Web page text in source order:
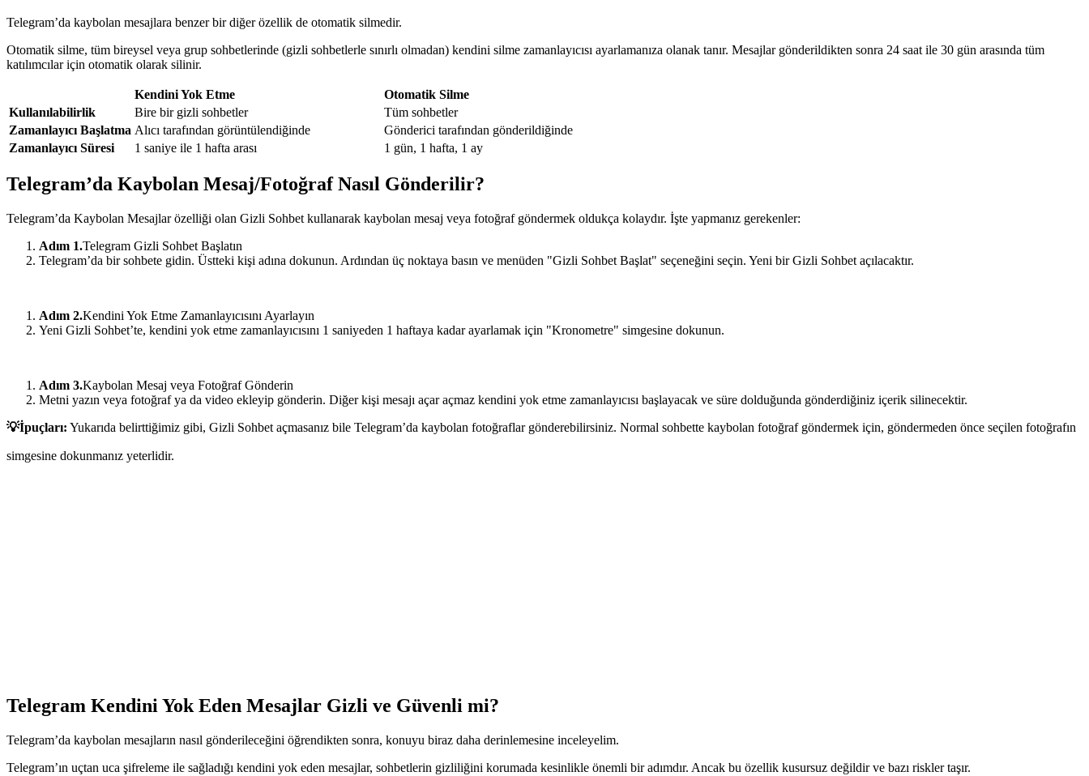
Telegram’da kaybolan mesajlara benzer bir diğer özellik de otomatik silmedir.
Otomatik silme, tüm bireysel veya grup sohbetlerinde (gizli sohbetlerle sınırlı olmadan) kendini silme zamanlayıcısı ayarlamanıza olanak tanır. Mesajlar gönderildikten sonra 24 saat ile 30 gün arasında tüm
katılımcılar için otomatik olarak silinir.
Kendini Yok Etme
Otomatik Silme
Kullanılabilirlik
Bire bir gizli sohbetler
Tüm sohbetler
Zamanlayıcı Başlatma Alıcı tarafından görüntülendiğinde
Gönderici tarafından gönderildiğinde
Zamanlayıcı Süresi
1 saniye ile 1 hafta arası 1 gün, 1 hafta, 1 ay
Telegram’da Kaybolan Mesaj/Fotoğraf Nasıl Gönderilir?
Telegram’da Kaybolan Mesajlar özelliği olan Gizli Sohbet kullanarak kaybolan mesaj veya fotoğraf göndermek oldukça kolaydır. İşte yapmanız gerekenler:
Adım 1.Telegram Gizli Sohbet Başlatın
Telegram’da bir sohbete gidin. Üstteki kişi adına dokunun. Ardından üç noktaya basın ve menüden "Gizli Sohbet Başlat" seçeneğini seçin. Yeni bir Gizli Sohbet açılacaktır.
Adım 2.Kendini Yok Etme Zamanlayıcısını Ayarlayın
Yeni Gizli Sohbet’te, kendini yok etme zamanlayıcısını 1 saniyeden 1 haftaya kadar ayarlamak için "Kronometre" simgesine dokunun.
Adım 3.Kaybolan Mesaj veya Fotoğraf Gönderin
Metni yazın veya fotoğraf ya da video ekleyip gönderin. Diğer kişi mesajı açar açmaz kendini yok etme zamanlayıcısı başlayacak ve süre dolduğunda gönderdiğiniz içerik silinecektir.
💡İpuçları: Yukarıda belirttiğimiz gibi, Gizli Sohbet açmasanız bile Telegram’da kaybolan fotoğraflar gönderebilirsiniz. Normal sohbette kaybolan fotoğraf göndermek için, göndermeden önce seçilen fotoğrafın
simgesine dokunmanız yeterlidir.
Telegram Kendini Yok Eden Mesajlar Gizli ve Güvenli mi?
Telegram’da kaybolan mesajların nasıl gönderileceğini öğrendikten sonra, konuyu biraz daha derinlemesine inceleyelim.
Telegram’ın uçtan uca şifreleme ile sağladığı kendini yok eden mesajlar, sohbetlerin gizliliğini korumada kesinlikle önemli bir adımdır. Ancak bu özellik kusursuz değildir ve bazı riskler taşır.